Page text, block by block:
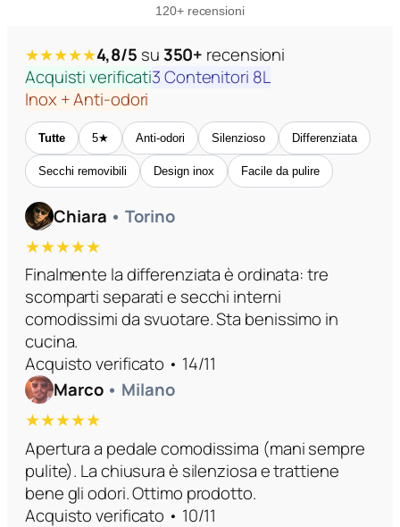
120+ recensioni
★★★★★4,8/5 su 350+ recensioni
Acquisti verificati3 Contenitori 8L
Inox + Anti-odori
Tutte 5★ Anti-odori Silenzioso Differenziata
Secchi removibili Design inox Facile da pulire
Chiara • Torino
★★★★★
Finalmente la differenziata è ordinata: tre
scomparti separati e secchi interni
comodissimi da svuotare. Sta benissimo in
cucina.
Acquisto verificato • 14/11
Marco • Milano
★★★★★
Apertura a pedale comodissima (mani sempre
pulite). La chiusura è silenziosa e trattiene
bene gli odori. Ottimo prodotto.
Acquisto verificato • 10/11